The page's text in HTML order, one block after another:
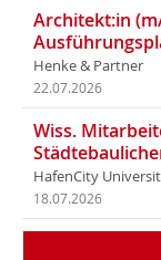
Architekt:in
Henke & Partner
22.07.2026
Wiss.
HafenCity
18.07.2026